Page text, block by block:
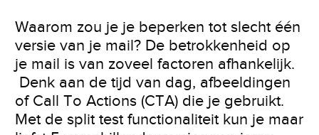
Waarom zou je je beperken tot slecht één
versie van je mail? De betrokkenheid op
je mail is van zoveel factoren afhankelijk.
Denk aan de tijd van dag, afbeeldingen
of Call To Actions (CTA) die je gebruikt.
Met de split test functionaliteit kun je maar